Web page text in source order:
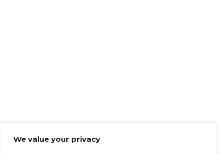
We value your privacy